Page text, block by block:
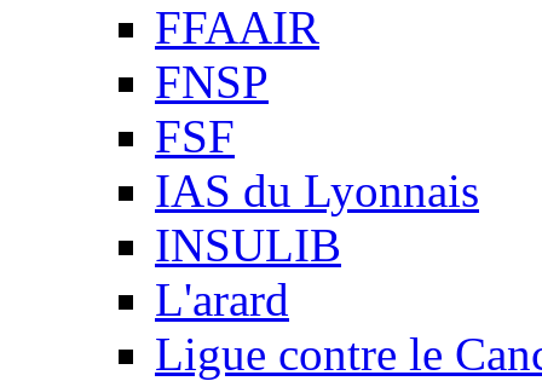
FFAAIR
FNSP
FSF
IAS du Lyonnais
INSULIB
L'arard
Ligue contre le